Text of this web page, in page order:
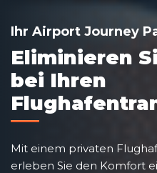
Ihr Airport Journey
Eliminieren
bei Ihren
Mit einem privaten
erleben Sie den Komfort